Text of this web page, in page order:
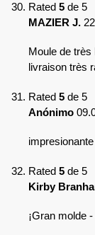
Rated 5 de 5
MAZIER J.
Moule de très
livraison très
Rated 5 de 5
Anónimo
Rated 5 de 5
Kirby
¡Gran molde